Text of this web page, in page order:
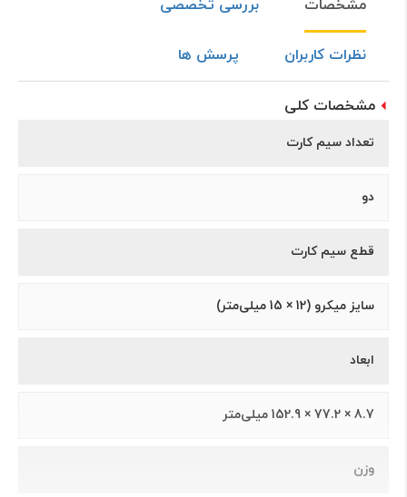
مشخصات بررسی تخصصی
نظرات کاربران پرسش ها
مشخصات کلی
تعداد سیم کارت
دو
قطع سیم کارت
سایز میکرو (12 × 15 میلی‌متر)
ابعاد
8.7 × 77.2 × 152.9 میلی‌متر
وزن